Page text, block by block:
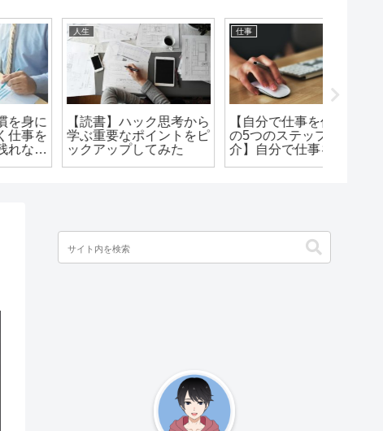
人生
【読書】ハック思考から
学ぶ重要なポイントをピ
ックアップしてみた
仕事
【自分で仕事を作るため
の5つのステップを紹
介】自分で仕事を作り出